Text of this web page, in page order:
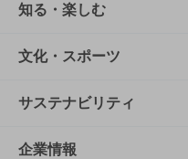
商品TOP
商品一覧
商品発売情報
栄養成分一覧
知る・楽しむ
知る・楽しむTOP
キャンペーン
工場見学
文化・スポーツ
文化・スポーツTOP
サントリーホール
サステナビリティ
サステナビリティTOP
企業情報